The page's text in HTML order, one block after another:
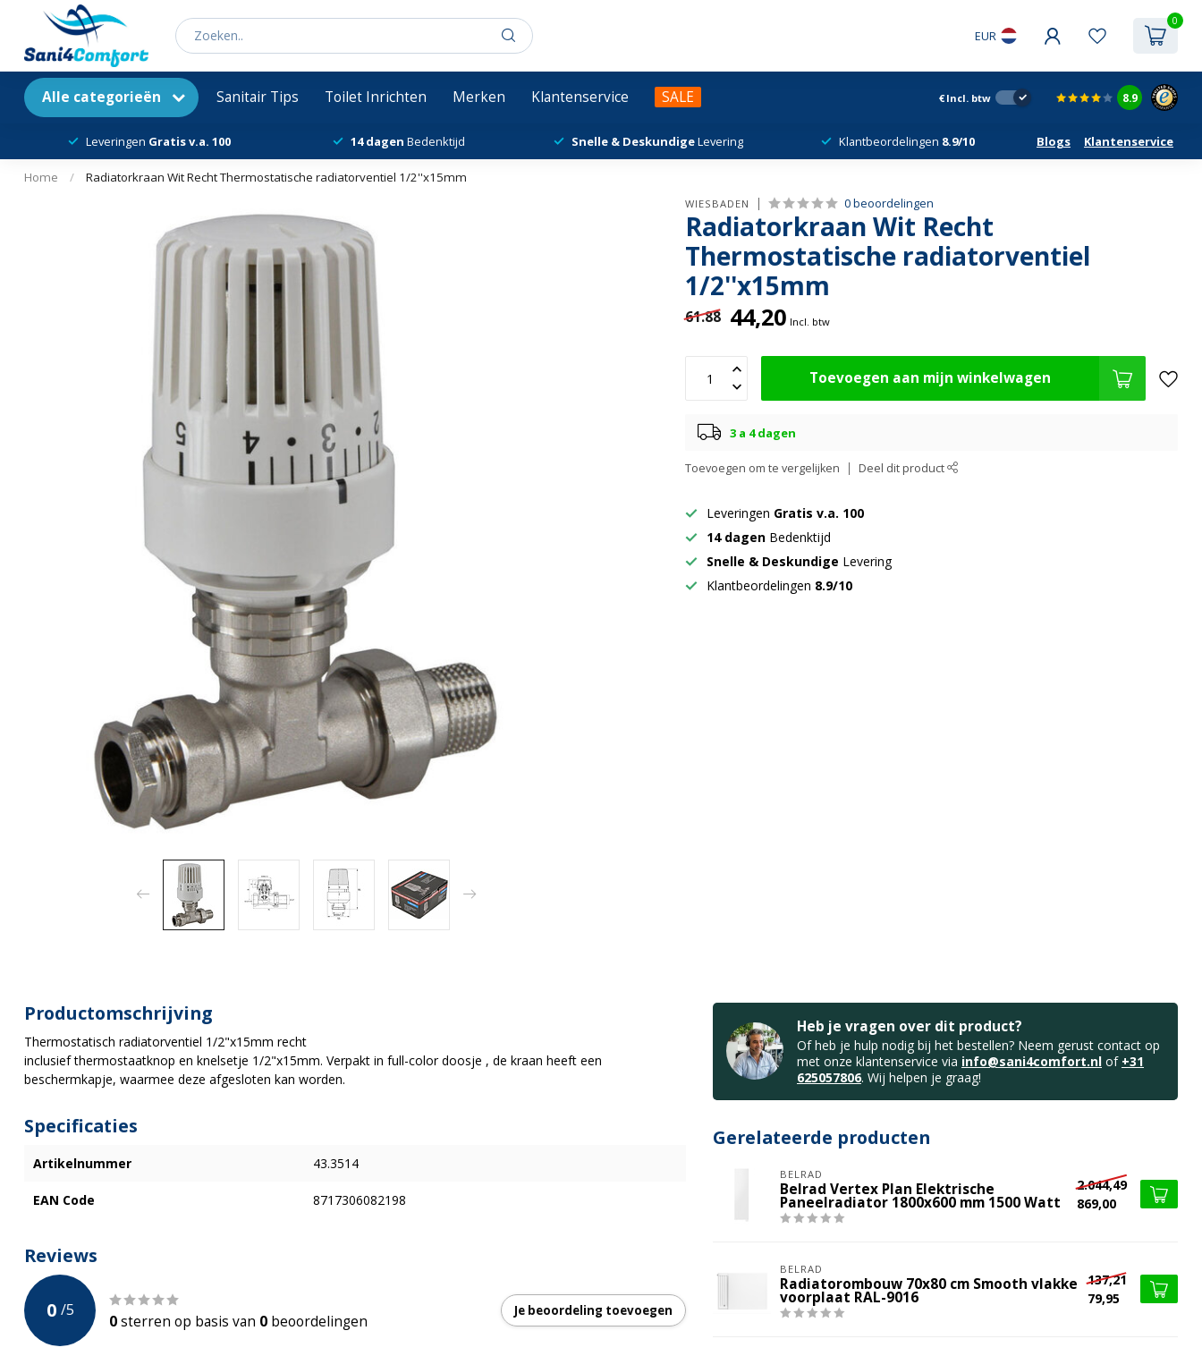
EUR
0
Alle categorieën Sanitair Tips Toilet Inrichten Merken Klantenservice SALE € Incl. btw 8.9
Leveringen Gratis v.a. 100 14 dagen Bedenktijd Snelle & DeskundigeLevering Klantbeordelingen 8.9/10 Blogs Klantenservice
Home / Radiatorkraan Wit Recht Thermostatische radiatorventiel 1/2''x15mm
WIESBADEN 0 beoordelingen
Radiatorkraan Wit Recht
Thermostatische radiatorventiel
1/2''x15mm
61.88 44,20 Incl. btw
Toevoegen aan mijn winkelwagen
3 a 4 dagen
Toevoegen om te vergelijken Deel dit product
Leveringen Gratis v.a. 100
14 dagen Bedenktijd
Snelle & Deskundige Levering
Klantbeordelingen 8.9/10
Productomschrijving
Thermostatisch radiatorventiel 1/2"x15mm recht
inclusief thermostaatknop en knelsetje 1/2"x15mm. Verpakt in full-color doosje , de kraan heeft een
beschermkapje, waarmee deze afgesloten kan worden.
Specificaties
Artikelnummer 43.3514
EAN Code 8717306082198
Reviews
0 /5
0sterren op basis van 0 beoordelingen
Je beoordeling toevoegen
Heb je vragen over dit product?
Of heb je hulp nodig bij het bestellen? Neem gerust contact op
met onze klantenservice via info@sani4comfort.nl of +31
625057806. Wij helpen je graag!
Gerelateerde producten
BELRAD
Belrad Vertex Plan Elektrische
Paneelradiator 1800x600 mm 1500 Watt
2.044,49
869,00
BELRAD
Radiatorombouw 70x80 cm Smooth vlakke
voorplaat RAL-9016
137,21
79,95